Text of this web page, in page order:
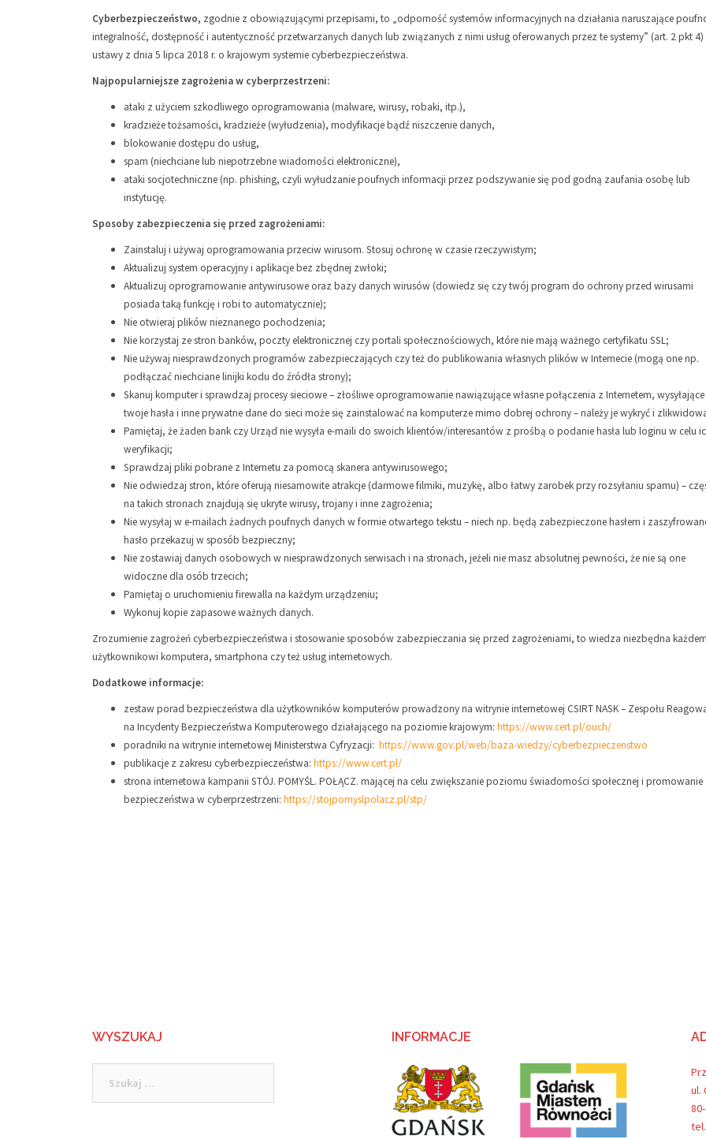
Cyberbezpieczeństwo, zgodnie z obowiązującymi przepisami, to „odporność systemów informacyjnych na działania naruszające
integralność, dostępność i autentyczność przetwarzanych danych lub związanych z nimi usług oferowanych przez te systemy” (art. 2 pkt 4)
ustawy z dnia 5 lipca 2018 r. o krajowym systemie cyberbezpieczeństwa.
Najpopularniejsze zagrożenia w cyberprzestrzeni:
ataki z użyciem szkodliwego oprogramowania (malware, wirusy, robaki, itp.),
kradzieże tożsamości, kradzieże (wyłudzenia), modyfikacje bądź niszczenie danych,
blokowanie dostępu do usług,
spam (niechciane lub niepotrzebne wiadomości elektroniczne),
ataki socjotechniczne (np. phishing, czyli wyłudzanie poufnych informacji przez podszywanie się pod godną zaufania osobę lub
instytucję.
Sposoby zabezpieczenia się przed zagrożeniami:
Zainstaluj i używaj oprogramowania przeciw wirusom. Stosuj ochronę w czasie rzeczywistym;
Aktualizuj system operacyjny i aplikacje bez zbędnej zwłoki;
Aktualizuj oprogramowanie antywirusowe oraz bazy danych wirusów (dowiedz się czy twój program do ochrony przed wirusami
posiada taką funkcję i robi to automatycznie);
Nie otwieraj plików nieznanego pochodzenia;
Nie korzystaj ze stron banków, poczty elektronicznej czy portali społecznościowych, które nie mają ważnego certyfikatu SSL;
Nie używaj niesprawdzonych programów zabezpieczających czy też do publikowania własnych plików w Internecie (mogą one np.
podłączać niechciane linijki kodu do źródła strony);
Skanuj komputer i sprawdzaj procesy sieciowe – złośliwe oprogramowanie nawiązujące własne połączenia z Internetem, wysyłające
twoje hasła i inne prywatne dane do sieci może się zainstalować na komputerze mimo dobrej ochrony – należy je wykryć i
Pamiętaj, że żaden bank czy Urząd nie wysyła e-maili do swoich klientów/interesantów z prośbą o podanie hasła lub loginu w celu
weryfikacji;
Sprawdzaj pliki pobrane z Internetu za pomocą skanera antywirusowego;
Nie odwiedzaj stron, które oferują niesamowite atrakcje (darmowe filmiki, muzykę, albo łatwy zarobek przy rozsyłaniu spamu) –
na takich stronach znajdują się ukryte wirusy, trojany i inne zagrożenia;
Nie wysyłaj w e-mailach żadnych poufnych danych w formie otwartego tekstu – niech np. będą zabezpieczone hasłem i
hasło przekazuj w sposób bezpieczny;
Nie zostawiaj danych osobowych w niesprawdzonych serwisach i na stronach, jeżeli nie masz absolutnej pewności, że nie są one
widoczne dla osób trzecich;
Pamiętaj o uruchomieniu firewalla na każdym urządzeniu;
Wykonuj kopie zapasowe ważnych danych.
Zrozumienie zagrożeń cyberbezpieczeństwa i stosowanie sposobów zabezpieczania się przed zagrożeniami, to wiedza niezbędna
użytkownikowi komputera, smartphona czy też usług internetowych.
Dodatkowe informacje:
zestaw porad bezpieczeństwa dla użytkowników komputerów prowadzony na witrynie internetowej CSIRT NASK – Zespołu
na Incydenty Bezpieczeństwa Komputerowego działającego na poziomie krajowym: https://www.cert.pl/ouch/
poradniki na witrynie internetowej Ministerstwa Cyfryzacji: https://www.gov.pl/web/baza-wiedzy/cyberbezpieczenstwo
publikacje z zakresu cyberbezpieczeństwa: https://www.cert.pl/
strona internetowa kampanii STÓJ. POMYŚL. POŁĄCZ. mającej na celu zwiększanie poziomu świadomości społecznej i promowanie
bezpieczeństwa w cyberprzestrzeni: https://stojpomyslpolacz.pl/stp/
WYSZUKAJ INFORMACJE
ul.